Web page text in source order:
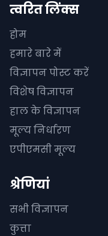
त्वरित लिंक्स
होम
हमारे बारे में
विज्ञापन पोस्ट करें
विशेष विज्ञापन
हाल के विज्ञापन
मूल्य निर्धारण
एपीएमसी मूल्य
श्रेणियां
सभी विज्ञापन
कुत्ता